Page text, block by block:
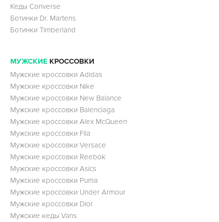
Кеды Converse
Ботинки Dr. Martens
Ботинки Timberland
МУЖСКИЕ КРОССОВКИ
Мужские кроссовки Adidas
Мужские кроссовки Nike
Мужские кроссовки New Balance
Мужские кроссовки Balenciaga
Мужские кроссовки Alex McQueen
Мужские кроссовки Fila
Мужские кроссовки Versace
Мужские кроссовки Reebok
Мужские кроссовки Asics
Мужские кроссовки Puma
Мужские кроссовки Under Armour
Мужские кроссовки Dior
Мужские кеды Vans